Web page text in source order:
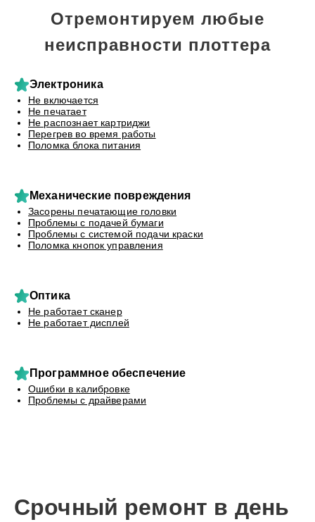
Отремонтируем любые
неисправности плоттера
Электроника
Не включается
Не печатает
Не распознает картриджи
Перегрев во время работы
Поломка блока питания
Механические повреждения
Засорены печатающие головки
Проблемы с подачей бумаги
Проблемы с системой подачи краски
Поломка кнопок управления
Оптика
Не работает сканер
Не работает дисплей
Программное обеспечение
Ошибки в калибровке
Проблемы с драйверами
Срочный ремонт в день